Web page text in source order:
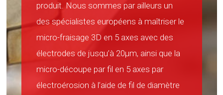
produit. Nous sommes par ailleurs un
des spécialistes européens à maîtriser le
micro-fraisage 3D en 5 axes avec des
électrodes de jusqu’à 20µm, ainsi que la
micro-découpe par fil en 5 axes par
électroérosion à l’aide de fil de diamètre